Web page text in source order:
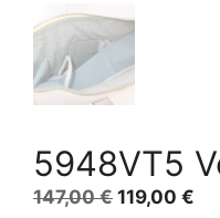
5948VT5
147,00€ 119,00 €